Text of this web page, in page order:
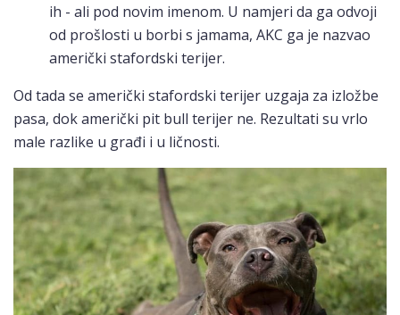
ih - ali pod novim imenom. U namjeri da ga odvoji
od prošlosti u borbi s jamama, AKC ga je nazvao
američki stafordski terijer.
Od tada se američki stafordski terijer uzgaja za izložbe
pasa, dok američki pit bull terijer ne. Rezultati su vrlo
male razlike u građi i u ličnosti.